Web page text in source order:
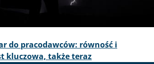
do pracodawców: równość i
kluczowa, także teraz